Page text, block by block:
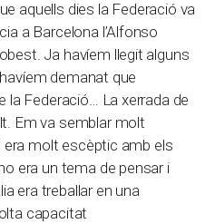
aquells dies la Federació va
a Barcelona l’Alfonso
Ja havíem llegit alguns
demanat que
la Federació… La xerrada de
Em va semblar molt
era molt escèptic amb els
era un tema de pensar i
era treballar en una
capacitat